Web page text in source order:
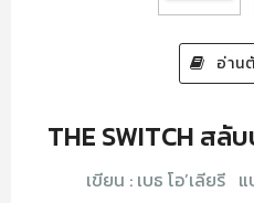
อ่าน
THE SWITCH สลั
เขียน : เบธ โอ’เลียรี แ